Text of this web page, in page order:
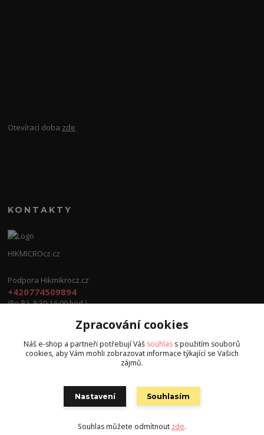
Otevírací doba zde
KONTAKTY
HIKMICROcz.cz
Podpora Hikmikrocz.cz
+420774509894
(Po-Pá, 8:30-16:00 hod.)
info@hikmicrocz.cz
Zpracování cookies
Náš e-shop a partneři potřebují Váš souhlas s použitím souborů
cookies, aby Vám mohli zobrazovat informace týkající se Vašich
zájmů.
Nastavení Souhlasím
Souhlas můžete odmítnout zde.